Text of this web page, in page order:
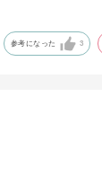
参考になった 3